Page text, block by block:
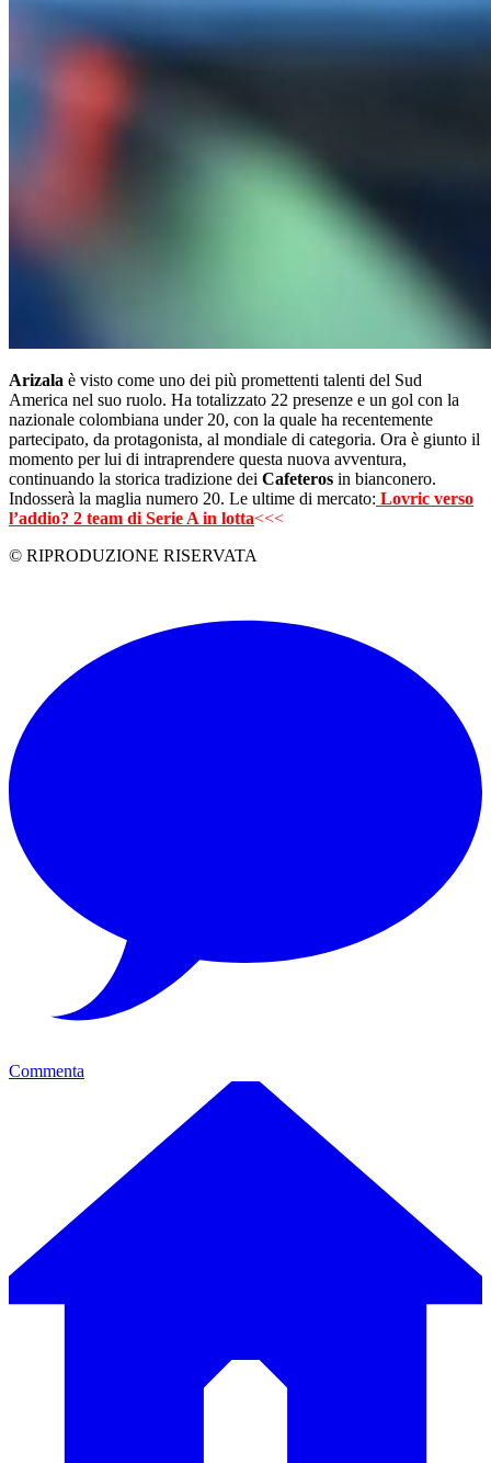
Arizala è visto come uno dei più promettenti talenti del Sud
America nel suo ruolo. Ha totalizzato 22 presenze e un gol con la
nazionale colombiana under 20, con la quale ha recentemente
partecipato, da protagonista, al mondiale di categoria. Ora è giunto il
momento per lui di intraprendere questa nuova avventura,
continuando la storica tradizione dei Cafeteros in bianconero.
Indosserà la maglia numero 20. Le ultime di mercato: Lovric verso
l’addio? 2 team di Serie A in lotta<<<
© RIPRODUZIONE RISERVATA
Commenta